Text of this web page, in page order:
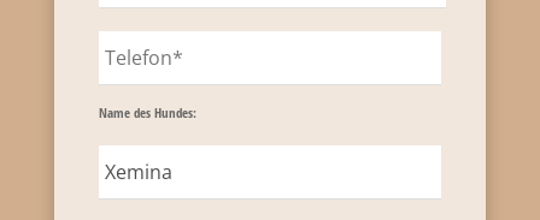
Name des Hundes: